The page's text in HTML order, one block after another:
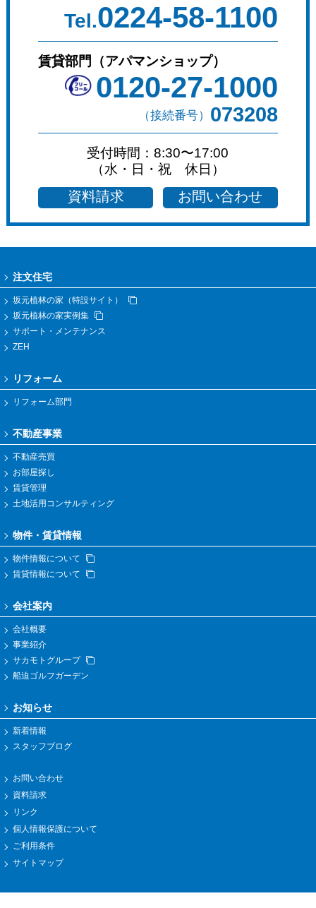
Tel.0224-58-1100
賃貸部門（アパマンショップ）
0120-27-1000
（接続番号） 073208
受付時間：8:30〜17:00
（水・日・祝 休日）
資料請求 お問い合わせ
注文住宅
坂元植林の家（特設サイト）
坂元植林の家実例集
サポート・メンテナンス
ZEH
リフォーム
リフォーム部門
不動産事業
不動産売買
お部屋探し
賃貸管理
土地活用コンサルティング
物件・賃貸情報
物件情報について
賃貸情報について
会社案内
会社概要
事業紹介
サカモトグループ
船迫ゴルフガーデン
お知らせ
新着情報
スタッフブログ
お問い合わせ
資料請求
リンク
個人情報保護について
ご利用条件
サイトマップ